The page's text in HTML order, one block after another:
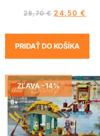
28,70€ 24,50€
PRIDAŤ DO KOŠÍKA
ZĽAVA -14%